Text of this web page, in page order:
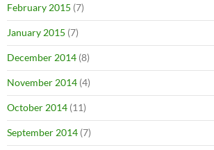
February 2015 (7)
January 2015 (7)
December 2014 (8)
November 2014 (4)
October 2014 (11)
September 2014 (7)